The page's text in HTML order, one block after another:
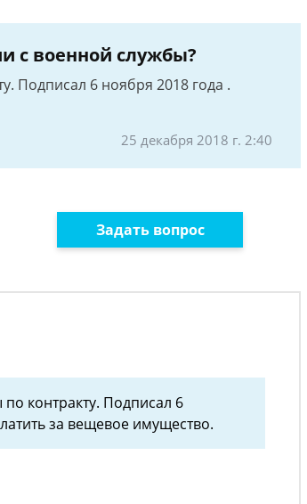
с военной службы?
Подписал 6 ноября 2018 года .
25 декабря 2018 г. 2:40
Задать вопрос
контракту. Подписал 6
за вещевое имущество.